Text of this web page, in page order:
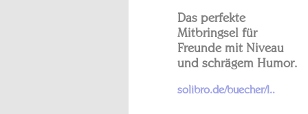
Das perfekte
Mitbringsel für
Freunde mit Niveau
und schrägem Humor.
solibro.de/buecher/l..